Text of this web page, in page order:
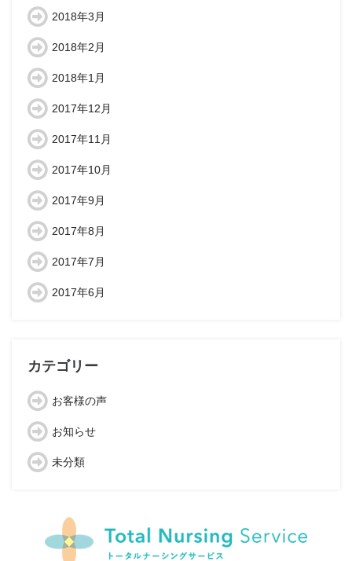
2018年3月
2018年2月
2018年1月
2017年12月
2017年11月
2017年10月
2017年9月
2017年8月
2017年7月
2017年6月
カテゴリー
お客様の声
お知らせ
未分類